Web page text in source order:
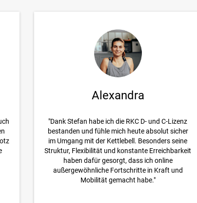
Alexandra
"Dank Stefan habe ich die RKC D- und C-Lizenz
bestanden und fühle mich heute absolut sicher
im Umgang mit der Kettlebell. Besonders seine
Struktur, Flexibilität und konstante Erreichbarkeit
haben dafür gesorgt, dass ich online
außergewöhnliche Fortschritte in Kraft und
Mobilität gemacht habe."